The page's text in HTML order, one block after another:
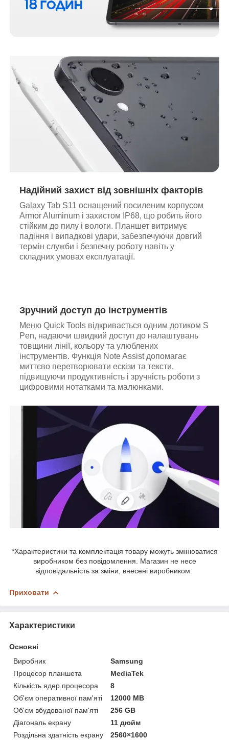
Надійний захист від зовнішніх факторів
Galaxy Tab S11 оснащений посиленим корпусом
Armor Aluminum і захистом IP68, що робить його
стійким до пилу і вологи. Планшет витримує
падіння і випадкові удари, забезпечуючи довгий
термін служби і безпечну роботу навіть у
складних умовах експлуатації.
Зручний доступ до інструментів
Меню Quick Tools відкривається одним дотиком S
Pen, надаючи швидкий доступ до налаштувань
товщини лінії, кольору та улюблених
інструментів. Функція Note Assist допомагає
миттєво перетворювати ескізи та тексти,
підвищуючи продуктивність і зручність роботи з
цифровими нотатками та малюнками.
*Характеристики та комплектація товару можуть змінюватися
виробником без повідомлення. Магазин не несе
відповідальність за зміни, внесені виробником.
Приховати
Характеристики
Основні
Виробник
Samsung
Процесор планшета
MediaTek
Кількість ядер процесора
8
Об'єм оперативної пам'яті
12000 MB
Об'єм вбудованої пам'яті
256 GB
Діагональ екрану
11 дюйм
Роздільна здатність екрану
2560×1600